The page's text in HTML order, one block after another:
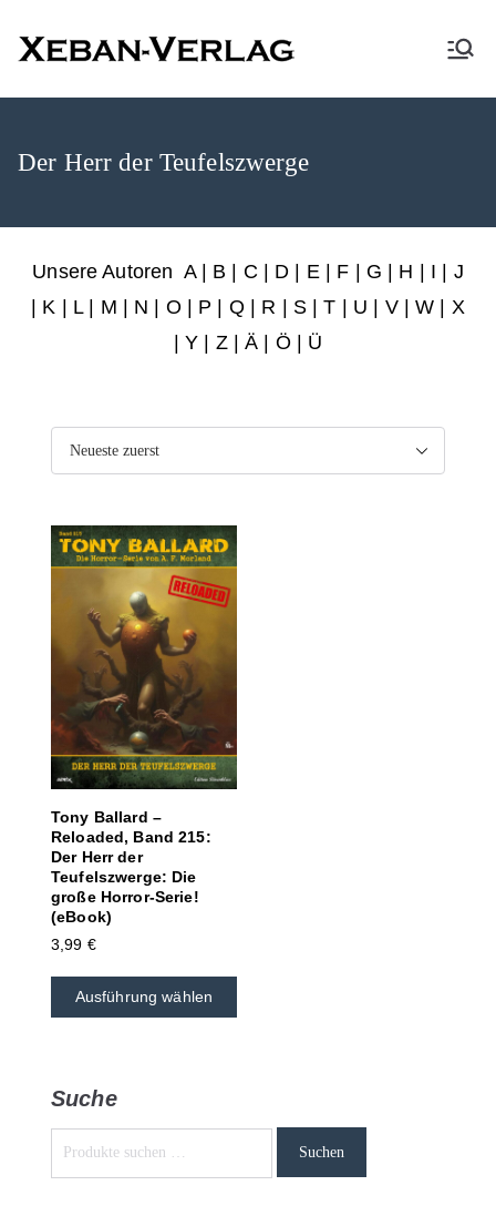
XEBAN-Verlag
Der Herr der Teufelszwerge
Unsere Autoren A| B C D E| F G H I
J
K L| M N O P Q| R S |T U V|W
X
Y Z|Ä | Ö | Ü
Tony Ballard –
Reloaded, Band 215:
Der Herr der
Teufelszwerge: Die
große Horror-Serie!
(eBook)
3,99 €
Ausführung wählen
Suche
Suchen